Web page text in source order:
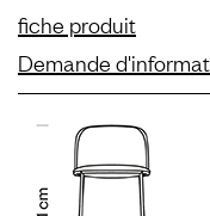
fiche produit
Demande